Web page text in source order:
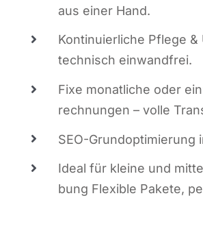
aus einer Hand.
Kon­ti­nu­ier­li­che Pfle­ge
tech­nisch einwandfrei.
Fixe monat­li­che oder
rech­nun­gen – vol­le
SEO-Grund­op­ti­mie­rung
Ide­al für klei­ne und
bung Fle­xi­ble Pake­te,